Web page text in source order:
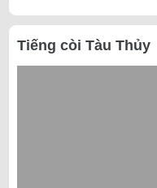
Tiếng còi Tàu Thủy